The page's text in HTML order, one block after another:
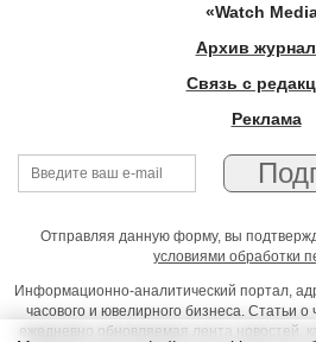
«Watch
Архив
Связь с
Реклама
Отправляя данную форму, вы
условиями обработки
Информационно-аналитический портал,
часового и ювелирного бизнеса. Статьи о
ежедневно обновляемая лента новостей,